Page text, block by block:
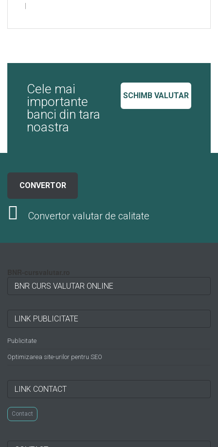
|
SCHIMB VALUTAR
Cele mai
importante
banci din tara
noastra
CONVERTOR
Convertor valutar de calitate
BNR CURS VALUTAR ONLINE
LINK PUBLICITATE
Publicitate
Optimizarea site-urilor pentru SEO
LINK CONTACT
Contact